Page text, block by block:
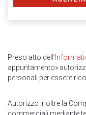
Preso atto dell
appuntamento»
personali per essere
Autorizzo inoltre la